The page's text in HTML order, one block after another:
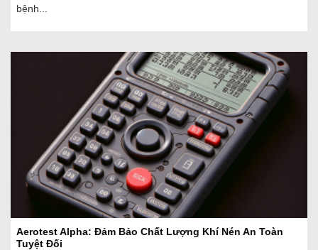
bệnh...
Aerotest Alpha: Đảm Bảo Chất Lượng Khí Nén An Toàn
Tuyệt Đối